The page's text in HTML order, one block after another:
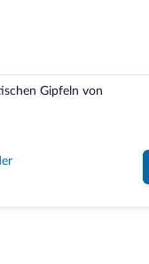
Gipfeln von